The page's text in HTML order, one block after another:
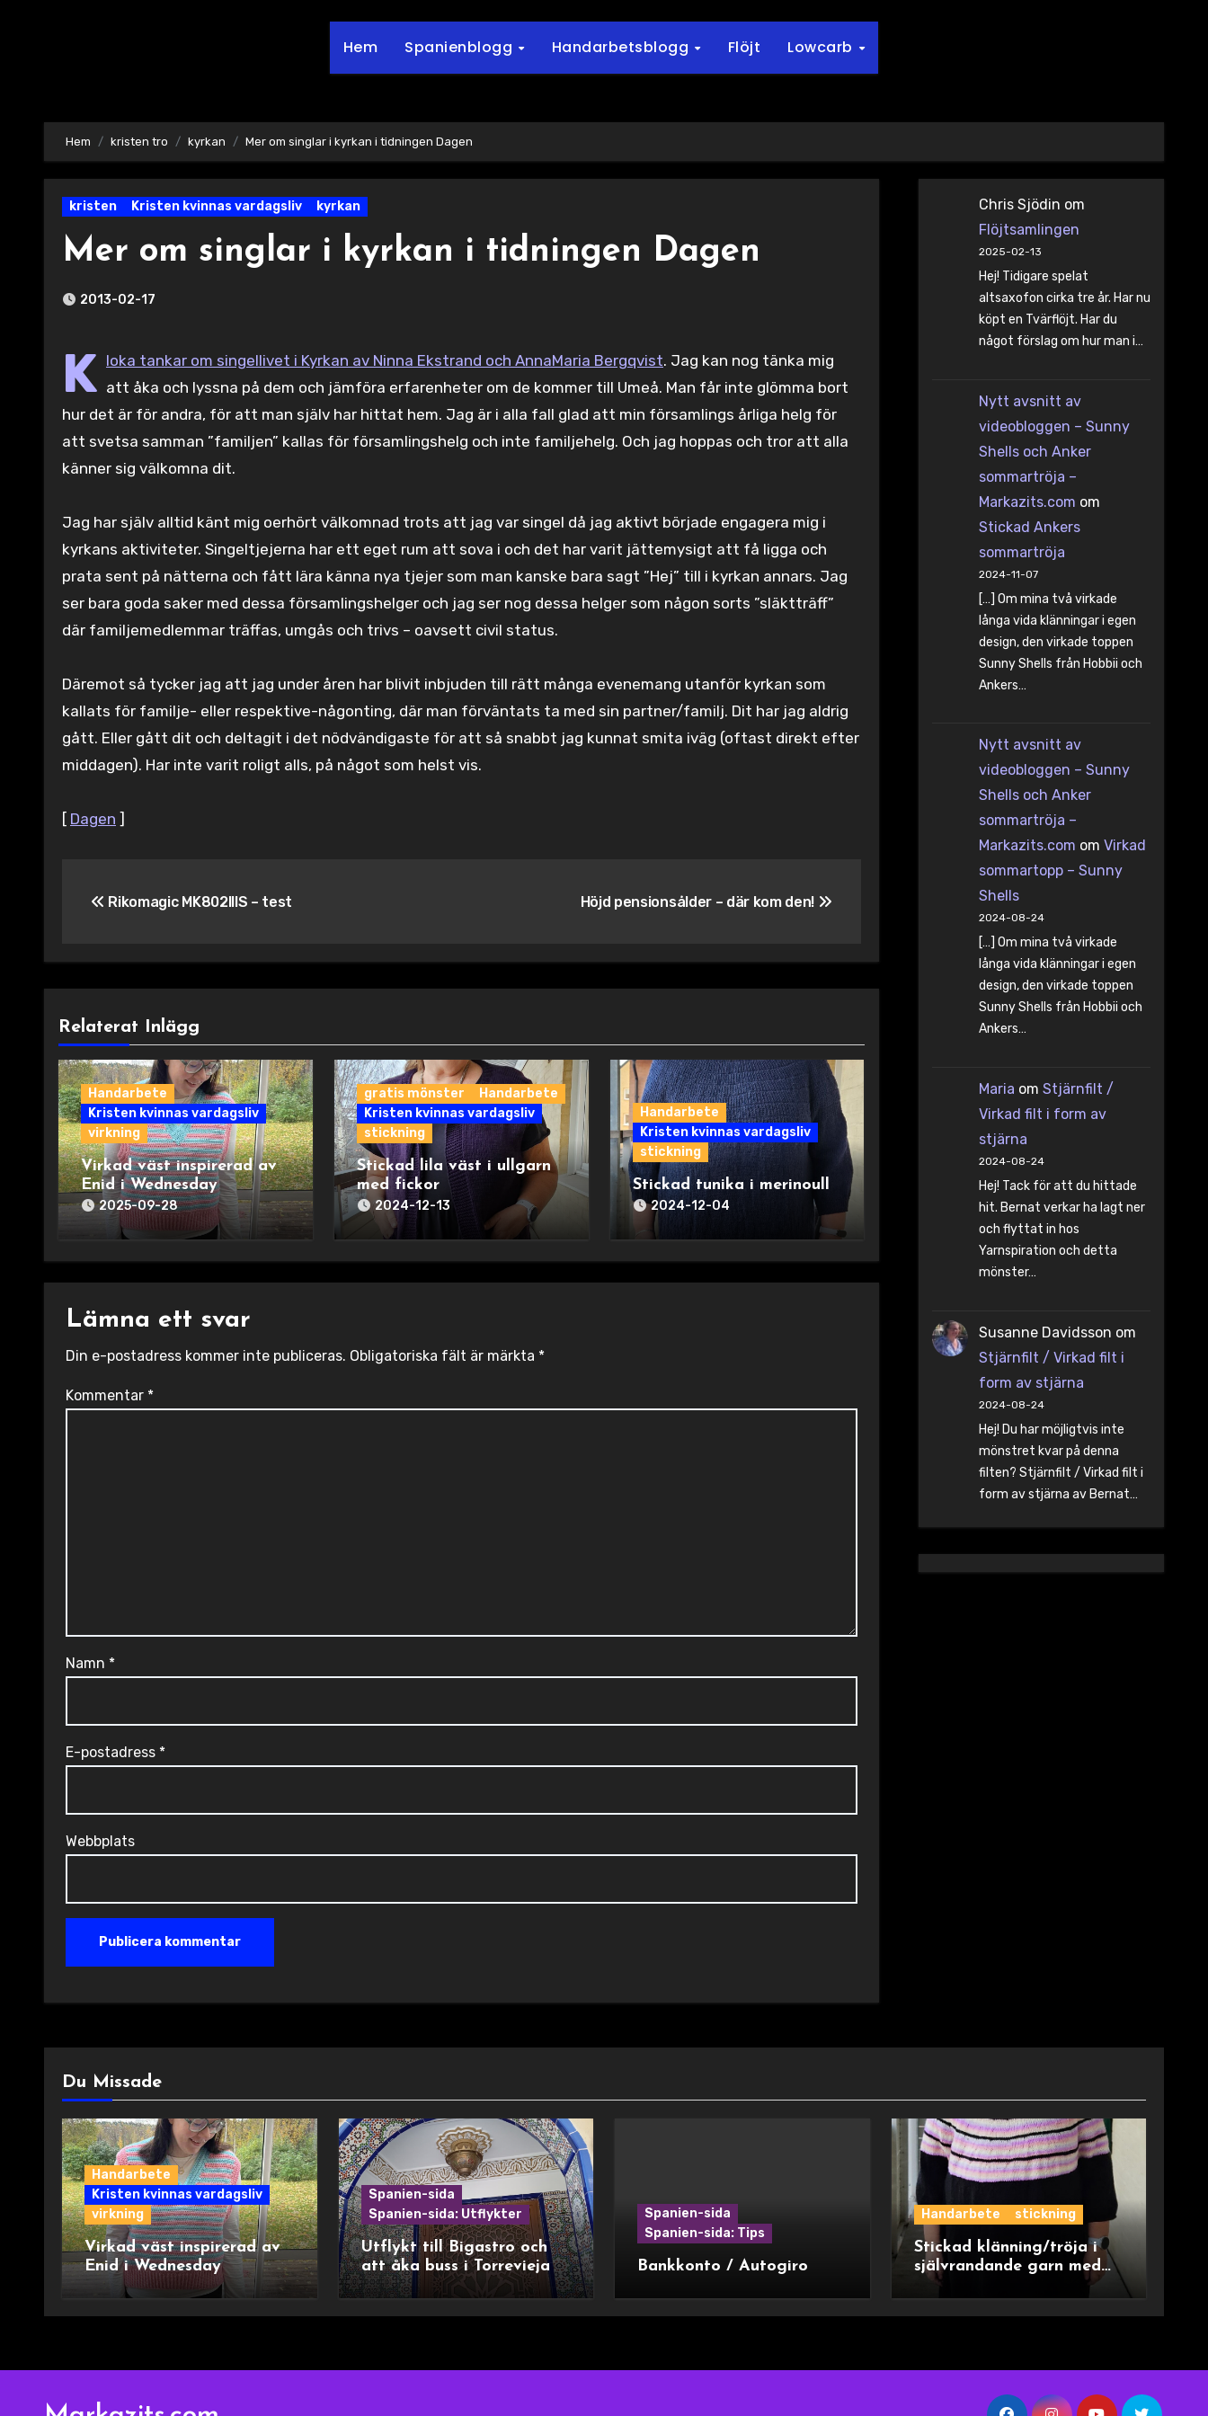
Hem Spanienblogg Handarbetsblogg Flöjt Lowcarb
Hem kristen tro kyrkan Mer om singlar i kyrkan i tidningen Dagen
kristen Kristen kvinnas vardagsliv kyrkan
Mer om singlar i kyrkan i tidningen Dagen
2013-02-17
K loka tankar om singellivet i Kyrkan av Ninna Ekstrand och AnnaMaria Bergqvist. Jag kan nog tänka mig
att åka och lyssna på dem och jämföra erfarenheter om de kommer till Umeå. Man får inte glömma bort
hur det är för andra, för att man själv har hittat hem. Jag är i alla fall glad att min församlings årliga helg för
att svetsa samman ”familjen” kallas för församlingshelg och inte familjehelg. Och jag hoppas och tror att alla
känner sig välkomna dit.
Jag har själv alltid känt mig oerhört välkomnad trots att jag var singel då jag aktivt började engagera mig i
kyrkans aktiviteter. Singeltjejerna har ett eget rum att sova i och det har varit jättemysigt att få ligga och
prata sent på nätterna och fått lära känna nya tjejer som man kanske bara sagt ”Hej” till i kyrkan annars. Jag
ser bara goda saker med dessa församlingshelger och jag ser nog dessa helger som någon sorts ”släktträff”
där familjemedlemmar träffas, umgås och trivs – oavsett civil status.
Däremot så tycker jag att jag under åren har blivit inbjuden till rätt många evenemang utanför kyrkan som
kallats för familje- eller respektive-någonting, där man förväntats ta med sin partner/familj. Dit har jag aldrig
gått. Eller gått dit och deltagit i det nödvändigaste för att så snabbt jag kunnat smita iväg (oftast direkt efter
middagen). Har inte varit roligt alls, på något som helst vis.
[ Dagen ]
Rikomagic MK802IIIS – test Höjd pensionsålder – där kom den!
Relaterat Inlägg
Handarbete
Kristen kvinnas vardagsliv
virkning
Virkad väst inspirerad av
Enid i Wednesday
2025-09-28
gratis mönster
Handarbete
Kristen kvinnas vardagsliv
stickning
Stickad lila väst i ullgarn
med fickor
2024-12-13
Handarbete
Kristen kvinnas vardagsliv
stickning
Stickad tunika i merinoull
2024-12-04
Lämna ett svar
Din e-postadress kommer inte publiceras. Obligatoriska fält är märkta *
Kommentar *
Namn *
E-postadress *
Webbplats
Chris Sjödin om
Flöjtsamlingen
2025-02-13
Hej! Tidigare spelat
altsaxofon cirka tre år. Har nu
köpt en Tvärflöjt. Har du
något förslag om hur man i…
Nytt avsnitt av
videobloggen – Sunny
Shells och Anker
sommartröja –
Markazits.com om
Stickad Ankers
sommartröja
2024-11-07
[…] Om mina två virkade
långa vida klänningar i egen
design, den virkade toppen
Sunny Shells från Hobbii och
Ankers…
Nytt avsnitt av
videobloggen – Sunny
Shells och Anker
sommartröja –
Markazits.com om Virkad
sommartopp – Sunny
Shells
2024-08-24
[…] Om mina två virkade
långa vida klänningar i egen
design, den virkade toppen
Sunny Shells från Hobbii och
Ankers…
Maria om Stjärnfilt /
Virkad filt i form av
stjärna
2024-08-24
Hej! Tack för att du hittade
hit. Bernat verkar ha lagt ner
och flyttat in hos
Yarnspiration och detta
mönster…
Susanne Davidsson om
Stjärnfilt / Virkad filt i
form av stjärna
2024-08-24
Hej! Du har möjligtvis inte
mönstret kvar på denna
filten? Stjärnfilt / Virkad filt i
form av stjärna av Bernat…
Du Missade
Handarbete
Kristen kvinnas vardagsliv
virkning
Virkad väst inspirerad av
Enid i Wednesday
Spanien-sida
Spanien-sida: Utflykter
Utflykt till Bigastro och
att åka buss i Torrevieja
Spanien-sida
Spanien-sida: Tips
Bankkonto / Autogiro
Handarbete stickning
Stickad klänning/tröja i
självrandande garn med